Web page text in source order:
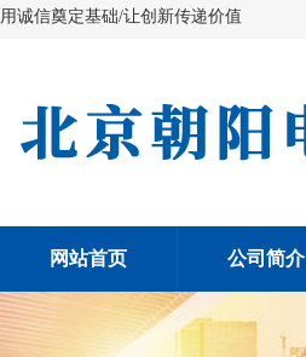
用诚信奠定基础/让创新传递价值
网站首页 公司简介